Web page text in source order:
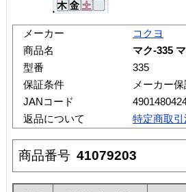
メーカー
コクヨ
商品名
マク-335
型番
335
保証条件
メーカー
JANコード
返品について
特定商取
商品番号 41079203